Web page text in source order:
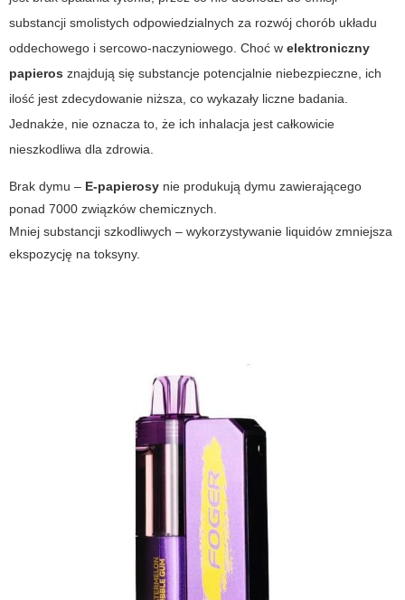
substancji smolistych odpowiedzialnych za rozwój chorób układu
oddechowego i sercowo-naczyniowego. Choć w elektroniczny
papieros znajdują się substancje potencjalnie niebezpieczne, ich
ilość jest zdecydowanie niższa, co wykazały liczne badania.
Jednakże, nie oznacza to, że ich inhalacja jest całkowicie
nieszkodliwa dla zdrowia.
Brak dymu – E-papierosy nie produkują dymu zawierającego
ponad 7000 związków chemicznych.
Mniej substancji szkodliwych – wykorzystywanie liquidów zmniejsza
ekspozycję na toksyny.